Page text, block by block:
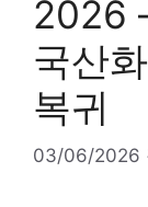
2026
국산
복귀
03/06/2026